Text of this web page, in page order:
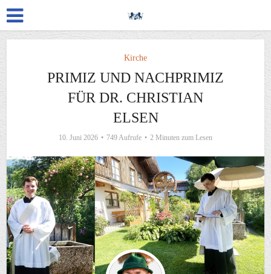
Kirche
PRIMIZ UND NACHPRIMIZ
FÜR DR. CHRISTIAN
ELSEN
10. Juni 2026 749 Aufrufe 2 Minuten zum Lesen